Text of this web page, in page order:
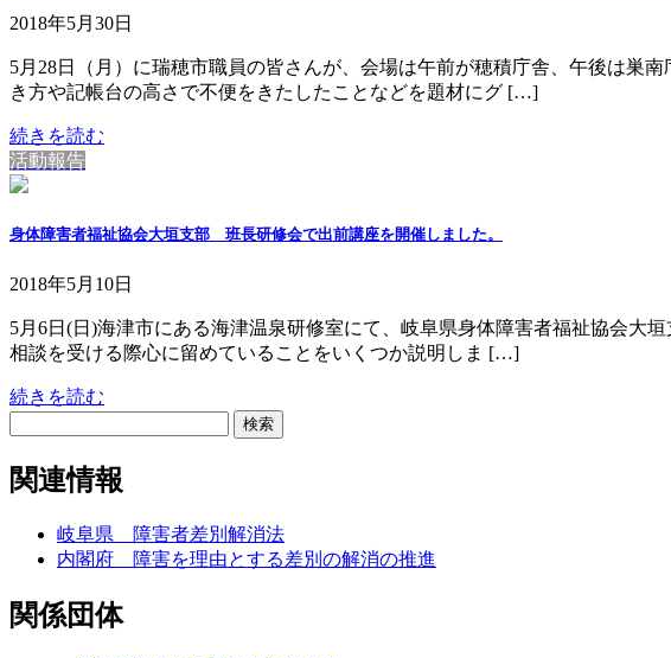
2018年5月30日
5月28日（月）に瑞穂市職員の皆さんが、会場は午前が穂積庁舎、午後は巣
き方や記帳台の高さで不便をきたしたことなどを題材にグ […]
続きを読む
活動報告
身体障害者福祉協会大垣支部 班長研修会で出前講座を開催しました。
2018年5月10日
5月6日(日)海津市にある海津温泉研修室にて、岐阜県身体障害者福祉協会大
相談を受ける際心に留めていることをいくつか説明しま […]
続きを読む
関連情報
岐阜県 障害者差別解消法
内閣府 障害を理由とする差別の解消の推進
関係団体